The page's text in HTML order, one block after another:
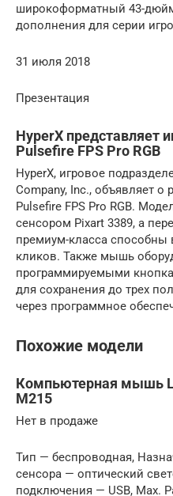
широкоформатный 43-
дополнения для серии
31 июля 2018
Презентация
HyperX представляет
Pulsefire FPS Pro RGB
HyperX, игровое
Company, Inc., объявляет
Pulsefire FPS Pro RGB.
сенсором Pixart 3389, а
премиум-класса
кликов. Также мышь
программируемыми
для сохранения до трех
через программное
Похожие модели
Компьютерная мышь
M215
Нет в продаже
Тип — беспроводная,
сенсора — оптический
подключения — USB, Max.